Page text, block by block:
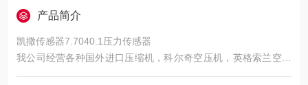
产品简介
凯撒传感器7.7040.1压力传感器
我公司经营各种国外进口压缩机，科尔奇空压机，英格索兰空压
机，德国宝华等及配件，进口传感器，铁路用打磨工具，混凝土